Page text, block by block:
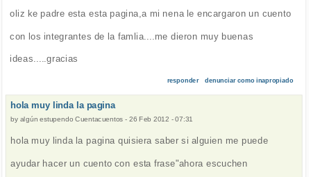
oliz ke padre esta esta pagina,a mi nena le encargaron un cuento
con los integrantes de la famlia....me dieron muy buenas
ideas.....gracias
responder denunciar como inapropiado
hola muy linda la pagina
by algún estupendo Cuentacuentos - 26 Feb 2012 - 07:31
hola muy linda la pagina quisiera saber si alguien me puede
ayudar hacer un cuento con esta frase"ahora escuchen